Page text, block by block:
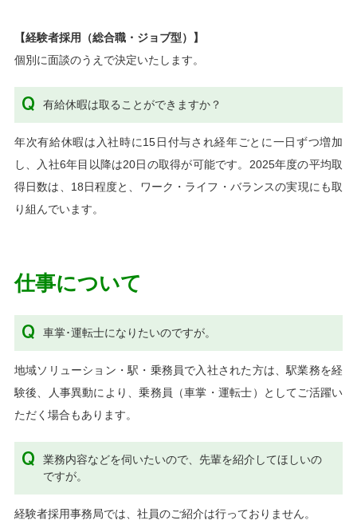
【経験者採用（総合職・ジョブ型）】
個別に面談のうえで決定いたします。
有給休暇は取ることができますか？
年次有給休暇は入社時に15日付与され経年ごとに一日ずつ増加
し、入社6年目以降は20日の取得が可能です。2025年度の平均取
得日数は、18日程度と、ワーク・ライフ・バランスの実現にも取
り組んでいます。
仕事について
車掌･運転士になりたいのですが。
地域ソリューション・駅・乗務員で入社された方は、駅業務を経
験後、人事異動により、乗務員（車掌・運転士）としてご活躍い
ただく場合もあります。
業務内容などを伺いたいので、先輩を紹介してほしいの
ですが。
経験者採用事務局では、社員のご紹介は行っておりません。